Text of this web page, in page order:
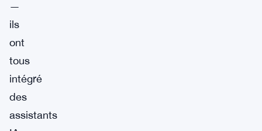
—
ils
ont
tous
intégré
des
assistants